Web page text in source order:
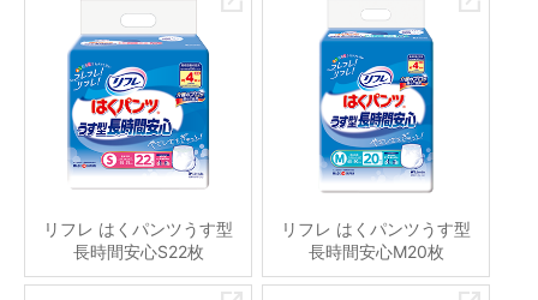
リフレ はくパンツうす型
長時間安心S22枚
リフレ はくパンツうす型
長時間安心M20枚